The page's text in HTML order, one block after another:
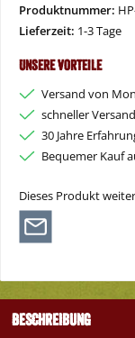
Produktnummer:
Lieferzeit: 1-3 Tage
Unsere Vorteile
Versand von
schneller Versand
30 Jahre
Bequemer Kauf
Dieses Produkt
Beschreibung